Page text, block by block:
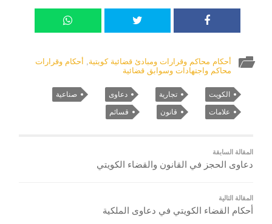
أحكام محاكم وقرارات ومبادئ قضائية كويتية, أحكام وقرارات
محاكم واجتهادات وسوابق قضائية
الكويت تجارية دعاوى صناعية
علامات قانون قسائم
المقالة السابقة
دعاوى الحجز في القانون والقضاء الكويتي
المقالة التالية
أحكام القضاء الكويتي في دعاوى الملكية